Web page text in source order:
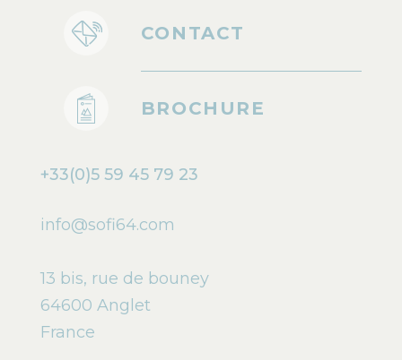
CONTACT
BROCHURE
+33(0)5 59 45 79 23
info@sofi64.com
13 bis, rue de bouney
64600 Anglet
France